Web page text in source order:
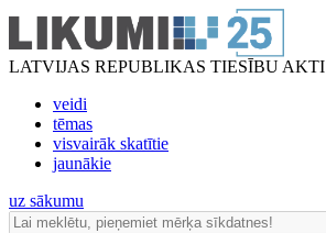
LATVIJAS REPUBLIKAS TIESĪBU AKTI
veidi
tēmas
visvairāk skatītie
jaunākie
uz sākumu